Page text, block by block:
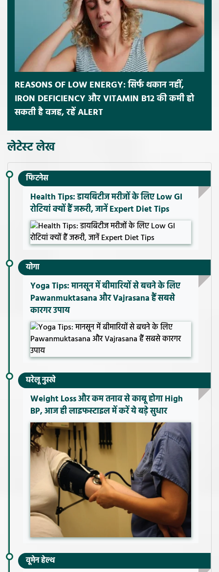
REASONS OF LOW ENERGY: सिर्फ थकान नहीं,
IRON DEFICIENCY और VITAMIN B12 की कमी हो
सकती है वजह, रहें ALERT
लेटेस्ट लेख
फिटनेस
Health Tips: डायबिटीज मरीजों के लिए Low GI
रोटियां क्यों हैं जरूरी, जानें Expert Diet Tips
योगा
Yoga Tips: मानसून में बीमारियों से बचने के लिए
Pawanmuktasana और Vajrasana हैं सबसे
कारगर उपाय
घरेलू नुस्खे
Weight Loss और कम तनाव से काबू होगा High
BP, आज ही लाइफस्टाइल में करें ये बड़े सुधार
वूमेन हेल्थ